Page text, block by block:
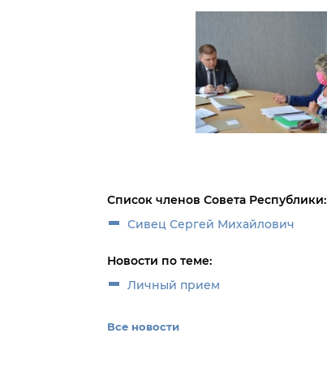
Список членов Совета Республики:
Сивец Сергей Михайлович
Новости по теме:
Личный прием
Все новости